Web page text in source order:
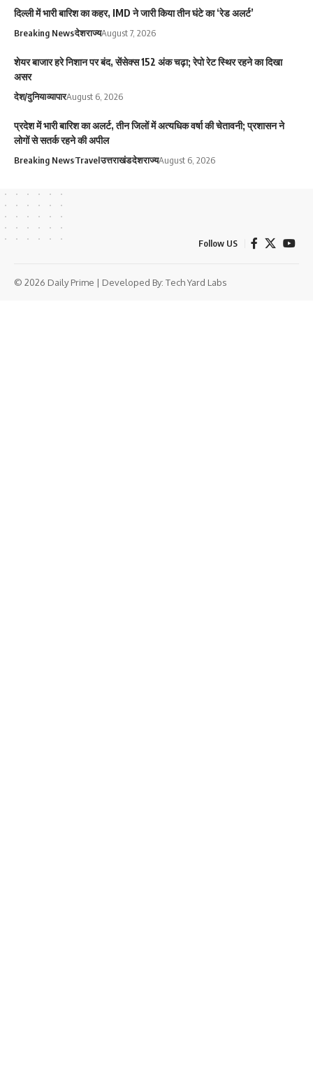
दिल्ली में भारी बारिश का कहर, IMD ने जारी किया तीन घंटे का ‘रेड अलर्ट’
Breaking Newsदेशराज्यAugust 7, 2026
शेयर बाजार हरे निशान पर बंद, सेंसेक्स 152 अंक चढ़ा; रेपो रेट स्थिर रहने का दिखा
असर
देश/दुनियाव्यापारAugust 6, 2026
प्रदेश में भारी बारिश का अलर्ट, तीन जिलों में अत्यधिक वर्षा की चेतावनी; प्रशासन ने
लोगों से सतर्क रहने की अपील
Breaking NewsTravelउत्तराखंडदेशराज्यAugust 6, 2026
Follow US
© 2026 Daily Prime | Developed By: Tech Yard Labs